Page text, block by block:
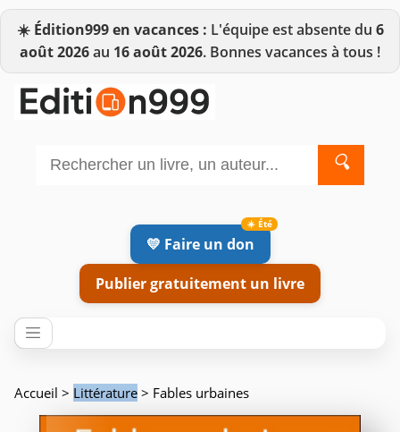
☀️ Édition999 en vacances : L'équipe est absente du 6
août 2026au 16 août 2026. Bonnes vacances à tous !
🔍
💛 Faire un don
Publier gratuitement un livre
Accueil > Littérature > Fables urbaines